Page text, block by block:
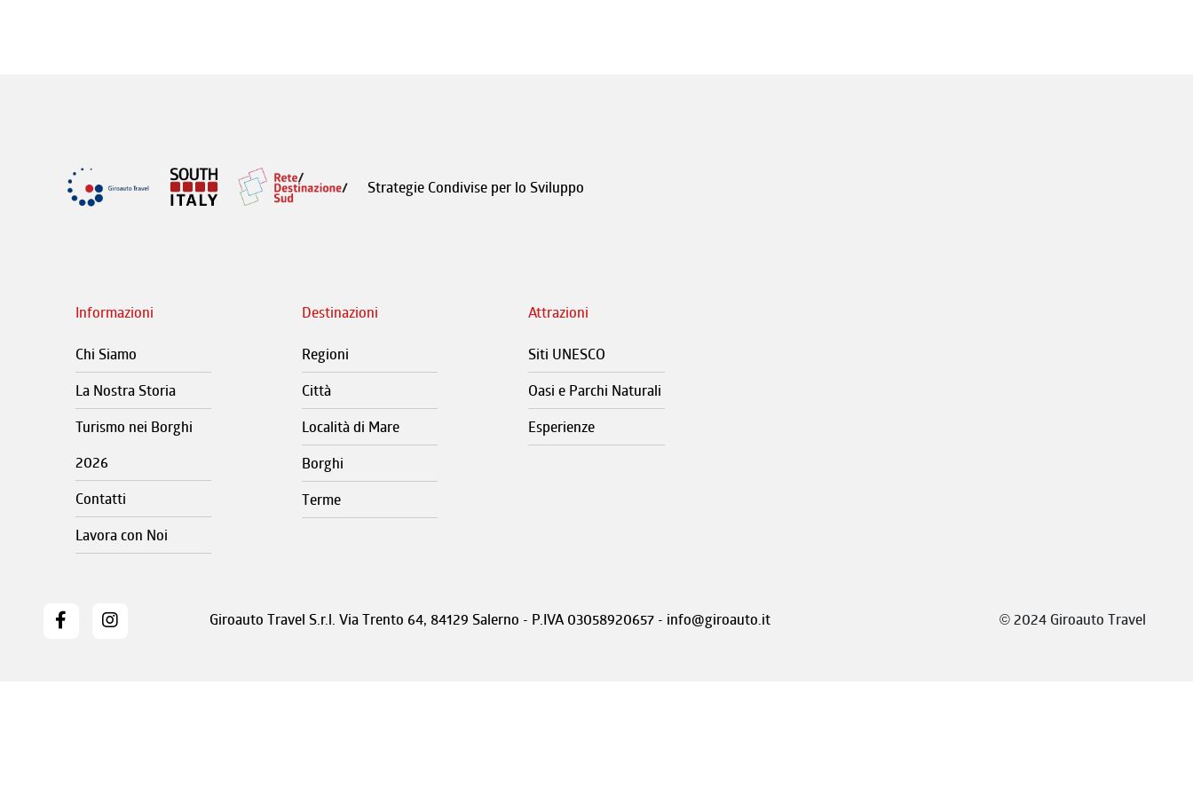
Strategie Condivise per lo Sviluppo
Informazioni
Chi Siamo
La Nostra Storia
Turismo nei Borghi
2026
Contatti
Lavora con Noi
Destinazioni
Regioni
Città
Località di Mare
Borghi
Terme
Attrazioni
Siti UNESCO
Oasi e Parchi Naturali
Esperienze
Giroauto Travel S.r.l. Via Trento 64, 84129 Salerno - P.IVA 03058920657 - info@giroauto.it ©2024 Giroauto Travel